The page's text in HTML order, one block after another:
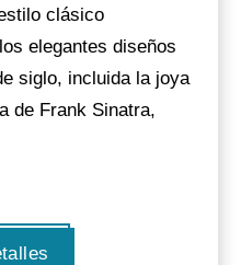
clásico
elegantes diseños
siglo, incluida la joya
de Frank Sinatra,